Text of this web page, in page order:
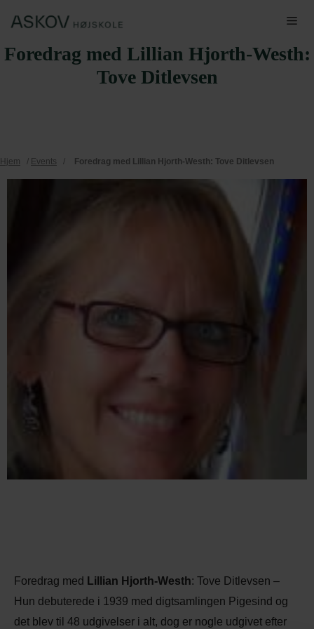
indhold
Foredrag med Lillian Hjorth-Westh:
Tove Ditlevsen
Hjem / Events / Foredrag med Lillian Hjorth-Westh: Tove Ditlevsen
Foredrag med Lillian Hjorth-Westh: Tove Ditlevsen –
Hun debuterede i 1939 med digtsamlingen Pigesind og
det blev til 48 udgivelser i alt, dog er nogle udgivet efter